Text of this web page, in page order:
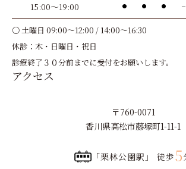
15:00～19:00 ● ● ● －
○ 土曜日 09:00～12:00 / 14:00～16:30
休診：木・日曜日・祝日
診療終了３０分前までに受付をお願いします。
アクセス
〒760-0071
香川県高松市藤塚町1-11-1
「栗林公園駅」 徒歩5